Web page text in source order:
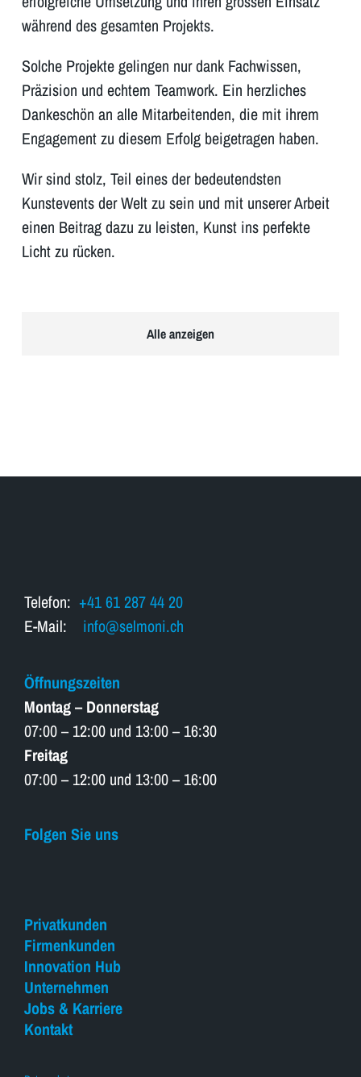
während des gesamten Projekts.
Solche Projekte gelingen nur dank Fachwissen,
Präzision und echtem Teamwork. Ein herzliches
Dankeschön an alle Mitarbeitenden, die mit ihrem
Engagement zu diesem Erfolg beigetragen haben.
Wir sind stolz, Teil eines der bedeutendsten
Kunstevents der Welt zu sein und mit unserer Arbeit
einen Beitrag dazu zu leisten, Kunst ins perfekte
Licht zu rücken.
Alle anzeigen
Telefon: +41 61 287 44 20
E-Mail: info@selmoni.ch
Öffnungszeiten
Montag – Donnerstag
07:00 – 12:00 und 13:00 – 16:30
Freitag
07:00 – 12:00 und 13:00 – 16:00
Folgen Sie uns
Privatkunden
Firmenkunden
Innovation Hub
Unternehmen
Jobs & Karriere
Kontakt